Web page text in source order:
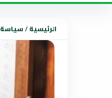
الرئيسية/سياسة